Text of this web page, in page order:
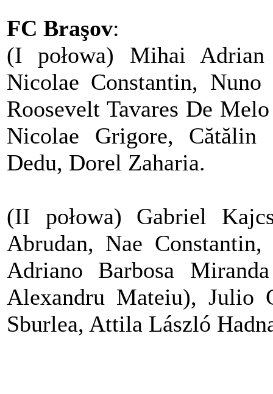
FC Braşov:
(I połowa) Mihai
Nicolae Constantin,
Roosevelt Tavares De
Nicolae Grigore, Cătălin
Dedu, Dorel Zaharia.
(II połowa) Gabriel
Abrudan, Nae
Adriano Barbosa
Alexandru Mateiu), Julio
Sburlea, Attila László